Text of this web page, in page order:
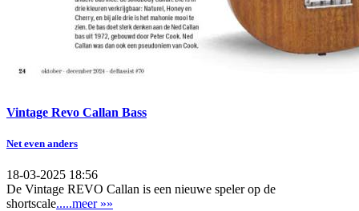
Vintage Revo Callan Bass
Net even anders
18-03-2025 18:56
De Vintage REVO Callan is een nieuwe speler op de
shortscale.....meer »»